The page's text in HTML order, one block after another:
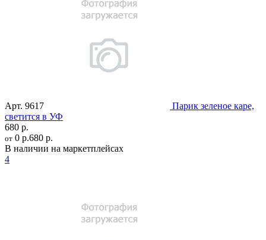
Арт. 9617
Парик зеленое каре,
светится в УФ
680 р.
от 0 р.680 р.
В наличии на маркетплейсах
4